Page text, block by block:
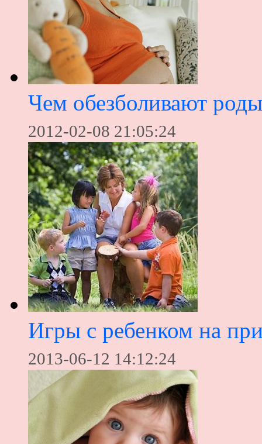
Чем обезболивают роды
2012-02-08 21:05:24
Игры с ребенком на
2013-06-12 14:12:24